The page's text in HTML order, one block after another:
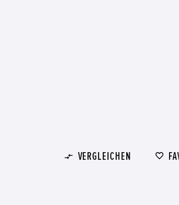
VERGLEICHEN